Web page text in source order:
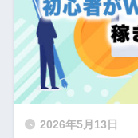
2026年5月13日